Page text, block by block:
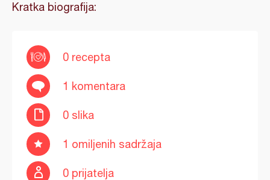
Kratka biografija:
0 recepta
1 komentara
0 slika
1 omiljenih sadržaja
0 prijatelja